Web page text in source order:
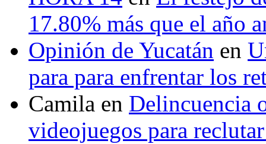
17.80% más que el año
Opinión de Yucatán en
para para enfrentar los
Camila en Delincuencia
videojuegos para